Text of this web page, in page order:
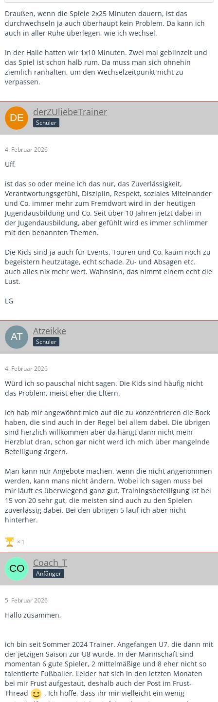
Draußen, wenn die Spiele 2x25 Minuten dauern, ist das
durchwechseln ja auch überhaupt kein Problem. Da kann ich
auch in aller Ruhe überlegen, wie ich wechsel.
In der Halle hatten wir 1x10 Minuten. Zwei mal geblinzelt und
das Spiel ist schon halb rum. Da muss man sich ohnehin
ziemlich ranhalten, um den Wechselzeitpunkt nicht zu
verpassen.
derZUliebeTrainer
Schüler
4. Februar 2026
Uff,
ist das so oder meine ich das nur, das Zuverlässigkeit,
Verantwortungsgefühl, Disziplin, Respekt, soziales Miteinander
und Co. immer mehr zum Fremdwort wird in der heutigen
Jugendausbildung und Co. Seit über 10 Jahren jetzt dabei in
der Jugendausbildung, aber gefühlt wird es immer schlimmer
mit den benannten Themen.
Die Kids sind ja auch für Events, Touren und Co. kaum noch zu
begeistern heutzutage, echt schade. Zu- und Absagen etc.
auch alles nix mehr wert. Wahnsinn, das nimmt einem echt die
Lust.
LG
Atzeikke
Schüler
4. Februar 2026
Würd ich so pauschal nicht sagen. Die Kids sind häufig nicht
das Problem, meist eher die Eltern.
Ich hab mir angewöhnt mich auf die zu konzentrieren die Bock
haben, die sind auch in der Regel bei allem dabei. Die übrigen
sind herzlich willkommen aber da hängt dann nicht mein
Herzblut dran, schon gar nicht werd ich mich über mangelnde
Beteiligung ärgern.
Man kann nur Angebote machen, wenn die nicht angenommen
werden, kann mans nicht ändern. Wobei ich sagen muss bei
mir läuft es überwiegend ganz gut. Trainingsbeteiligung ist bei
15 von 20 sehr gut, die meisten sind auch zu den Spielen
zuverlässig dabei. Bei den übrigen 5 lauf ich aber nicht
hinterher.
1
Coach_T
Anfänger
5. Februar 2026
Hallo zusammen,
ich bin seit Sommer 2024 Trainer. Angefangen U7, die dann mit
der jetzigen Saison zur U8 wurde. In der Mannschaft sind
momentan 6 gute Spieler, 2 mittelmäßige und 8 eher nicht so
talentierte Fußballer. Leider hat sich in den letzten Monaten
bei mir Frust aufgestaut, deshalb auch der Post im Frust-
Thread
. Ich hoffe, dass ihr mir vielleicht ein wenig